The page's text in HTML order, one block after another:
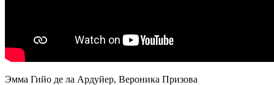
Эмма Гийо де ла Ардуйер, Вероника Призова